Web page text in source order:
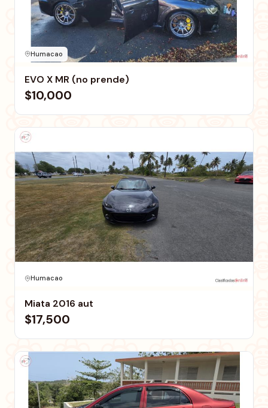
Humacao
EVO X MR (no prende)
$10,000
Humacao
Miata 2016 aut
$17,500